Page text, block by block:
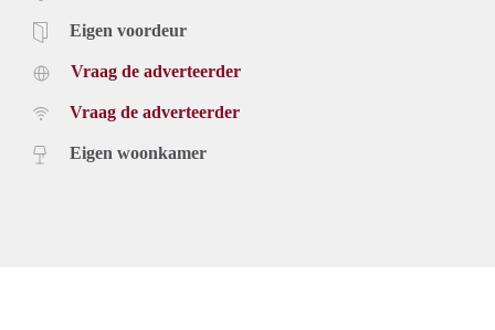
Eigen voordeur
Vraag de adverteerder
Vraag de adverteerder
Eigen woonkamer